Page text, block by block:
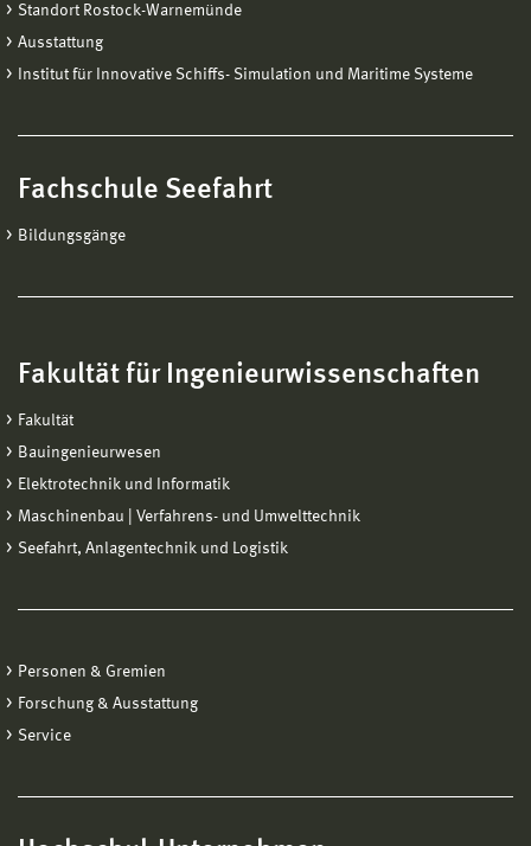
Standort Rostock-Warnemünde
Ausstattung
Institut für Innovative Schiffs- Simulation und Maritime Systeme
Fachschule Seefahrt
Bildungsgänge
Fakultät für Ingenieurwissenschaften
Fakultät
Bauingenieurwesen
Elektrotechnik und Informatik
Maschinenbau | Verfahrens- und Umwelttechnik
Seefahrt, Anlagentechnik und Logistik
Personen & Gremien
Forschung & Ausstattung
Service